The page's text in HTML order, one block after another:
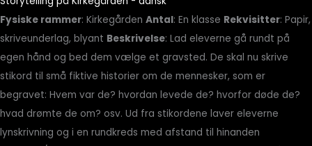
Fysiske rammer: Kirkegården Antal: En klasse Rekvisitter: Papir,
skriveunderlag, blyant Beskrivelse: Lad eleverne gå rundt på
egen hånd og bed dem vælge et gravsted. De skal nu skrive
stikord til små fiktive historier om de mennesker, som er
begravet: Hvem var de? hvordan levede de? hvorfor døde de?
hvad drømte de om? osv. Ud fra stikordene laver eleverne
lynskrivning og i en rundkreds med afstand til hinanden